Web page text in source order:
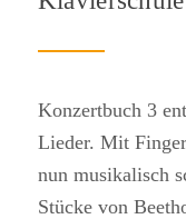
Konzertbuch 3
Lieder. Mit
nun musikalisch
Stücke von